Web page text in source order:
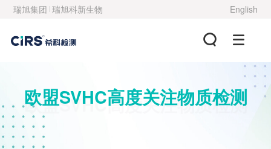
瑞旭集团 瑞旭科新生物 English
欧盟SVHC高度关注物质检测
欧盟SVHC高度关注物质检测